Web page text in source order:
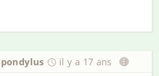
il y a 17 ans